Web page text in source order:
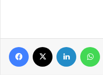
Facebook Linkedin